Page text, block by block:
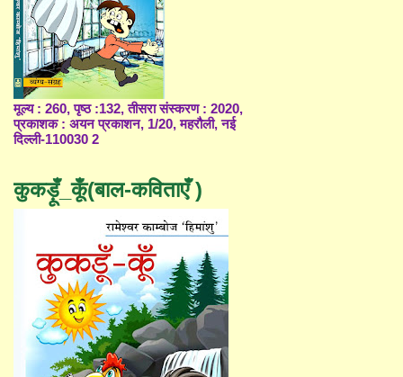
मूल्य : 260, पृष्ठ :132, तीसरा संस्करण : 2020,
प्रकाशक : अयन प्रकाशन, 1/20, महरौली, नई
दिल्ली-110030 2
कुकड़ूँ_कूँ(बाल-कविताएँ )